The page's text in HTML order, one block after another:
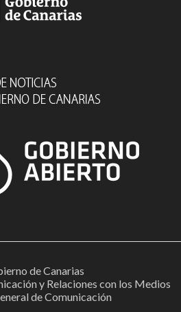
de Canarias
y Relaciones con los Medios
de Comunicación